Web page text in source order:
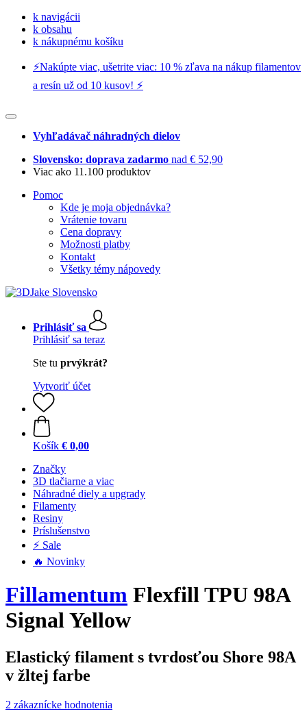
k navigácii
k obsahu
k nákupnému košíku
⚡️Nakúpte viac, ušetrite viac: 10 % zľava na nákup filamentov
a resín už od 10 kusov! ⚡️
Vyhľadávač náhradných dielov
Slovensko: doprava zadarmo nad € 52,90
Viac ako 11.100 produktov
Pomoc
Kde je moja objednávka?
Vrátenie tovaru
Cena dopravy
Možnosti platby
Kontakt
Všetky témy nápovedy
Prihlásiť sa
Prihlásiť sa teraz
Ste tu prvýkrát?
Vytvoriť účet
Košík € 0,00
Značky
3D tlačiarne a viac
Náhradné diely a upgrady
Filamenty
Resiny
Príslušenstvo
⚡ Sale
🔥 Novinky
Fillamentum Flexfill TPU 98A
Signal Yellow
Elastický filament s tvrdosťou Shore 98A
v žltej farbe
2 zákaznícke hodnotenia